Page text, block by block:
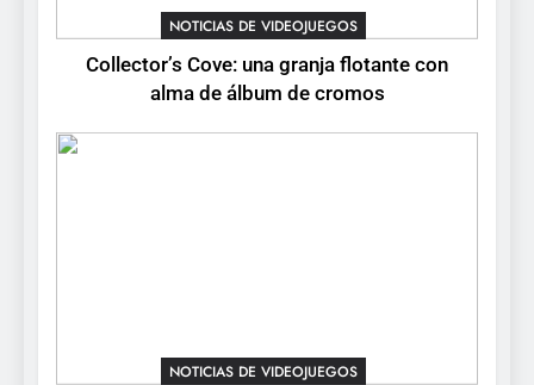
lanza demo gratuita y abre
reservas
NOTICIAS DE VIDEOJUEGOS
PS5, Xbox Series X|S y PC
NOTICIAS DE VIDEOJUEGOS
Collector’s Cove: una granja flotante con
alma de álbum de cromos
NOTICIAS DE VIDEOJUEGOS